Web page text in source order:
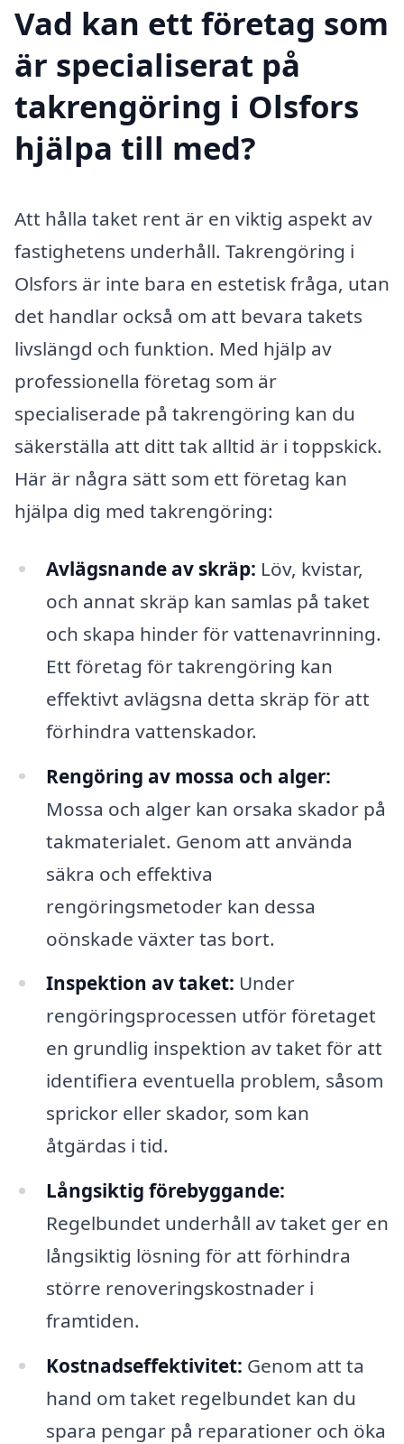
Vad kan ett företag som
är specialiserat på
takrengöring i Olsfors
hjälpa till med?
Att hålla taket rent är en viktig aspekt av
fastighetens underhåll. Takrengöring i
Olsfors är inte bara en estetisk fråga, utan
det handlar också om att bevara takets
livslängd och funktion. Med hjälp av
professionella företag som är
specialiserade på takrengöring kan du
säkerställa att ditt tak alltid är i toppskick.
Här är några sätt som ett företag kan
hjälpa dig med takrengöring:
Avlägsnande av skräp: Löv, kvistar,
och annat skräp kan samlas på taket
och skapa hinder för vattenavrinning.
Ett företag för takrengöring kan
effektivt avlägsna detta skräp för att
förhindra vattenskador.
Rengöring av mossa och alger:
Mossa och alger kan orsaka skador på
takmaterialet. Genom att använda
säkra och effektiva
rengöringsmetoder kan dessa
oönskade växter tas bort.
Inspektion av taket: Under
rengöringsprocessen utför företaget
en grundlig inspektion av taket för att
identifiera eventuella problem, såsom
sprickor eller skador, som kan
åtgärdas i tid.
Långsiktig förebyggande:
Regelbundet underhåll av taket ger en
långsiktig lösning för att förhindra
större renoveringskostnader i
framtiden.
Kostnadseffektivitet: Genom att ta
hand om taket regelbundet kan du
spara pengar på reparationer och öka